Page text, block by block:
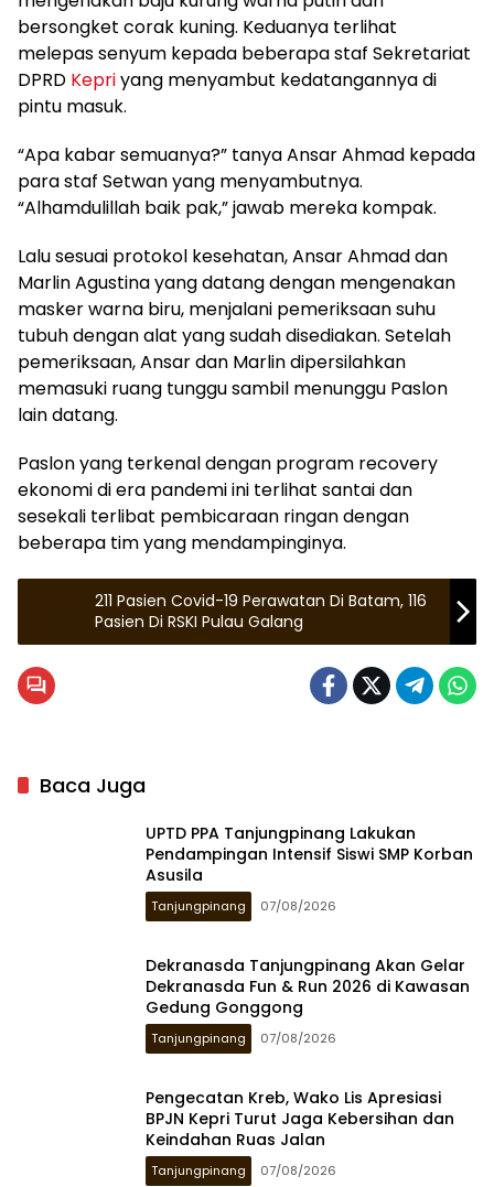
bersongket corak kuning. Keduanya terlihat
melepas senyum kepada beberapa staf Sekretariat
DPRD Kepriyang menyambut kedatangannya di
pintu masuk.
“Apa kabar semuanya?” tanya Ansar Ahmad kepada
para staf Setwan yang menyambutnya.
“Alhamdulillah baik pak,” jawab mereka kompak.
Lalu sesuai protokol kesehatan, Ansar Ahmad dan
Marlin Agustina yang datang dengan mengenakan
masker warna biru, menjalani pemeriksaan suhu
tubuh dengan alat yang sudah disediakan. Setelah
pemeriksaan, Ansar dan Marlin dipersilahkan
memasuki ruang tunggu sambil menunggu Paslon
lain datang.
Paslon yang terkenal dengan program recovery
ekonomi di era pandemi ini terlihat santai dan
sesekali terlibat pembicaraan ringan dengan
beberapa tim yang mendampinginya.
211 Pasien Covid-19 Perawatan Di Batam, 116
Pasien Di RSKI Pulau Galang
Baca Juga
UPTD PPA Tanjungpinang Lakukan
Pendampingan Intensif Siswi SMP Korban
Asusila
Tanjungpinang 07/08/2026
Dekranasda Tanjungpinang Akan Gelar
Dekranasda Fun & Run 2026 di Kawasan
Gedung Gonggong
Tanjungpinang 07/08/2026
Pengecatan Kreb, Wako Lis Apresiasi
BPJN Kepri Turut Jaga Kebersihan dan
Keindahan Ruas Jalan
Tanjungpinang 07/08/2026